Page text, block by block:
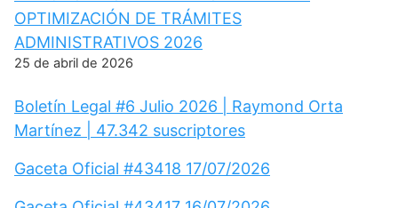
OPTIMIZACIÓN DE TRÁMITES
ADMINISTRATIVOS 2026
25 de abril de 2026
Boletín Legal #6 Julio 2026 | Raymond Orta
Martínez | 47.342 suscriptores
Gaceta Oficial #43418 17/07/2026